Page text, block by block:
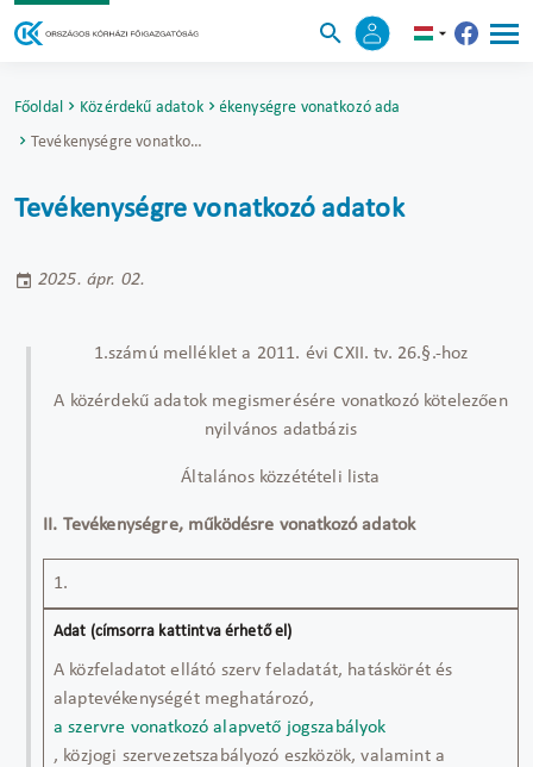
Főoldal Közérdekű adatokTevékenységre vonatkozó adatok
Tevékenységre vonatkozó adatok
Tevékenységre vonatkozó adatok
2025. ápr. 02.
1.számú melléklet a 2011. évi CXII. tv. 26.§.-hoz
A közérdekű adatok megismerésére vonatkozó kötelezően
nyilvános adatbázis
Általános közzétételi lista
II. Tevékenységre, működésre vonatkozó adatok
kattintva
érhető
el)
módosítás
dátuma
1.
A közfeladatot ellátó szerv feladatát, hatáskörét és
alaptevékenységét meghatározó,
a szervre vonatkozó alapvető jogszabályok
, közjogi szervezetszabályozó eszközök, valamint a